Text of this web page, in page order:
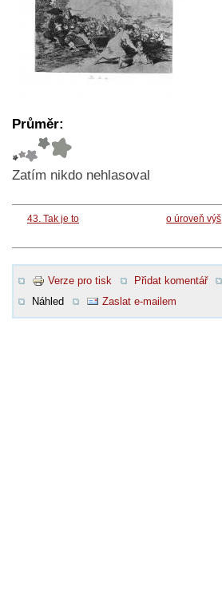
Průměr:
Zatím nikdo nehlasoval
43. Tak je to o úroveň výš
Verze pro tisk Přidat komentář
Náhled
Zaslat e-mailem